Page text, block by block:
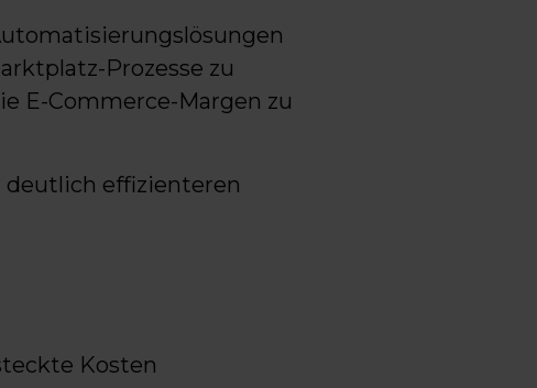
Prozesse zu
E-Commerce-Margen zu
deutlich effizienteren
Kosten